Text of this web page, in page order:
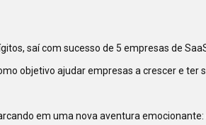
saí com sucesso de 5 empresas de
objetivo ajudar empresas a crescer e ter
em uma nova aventura